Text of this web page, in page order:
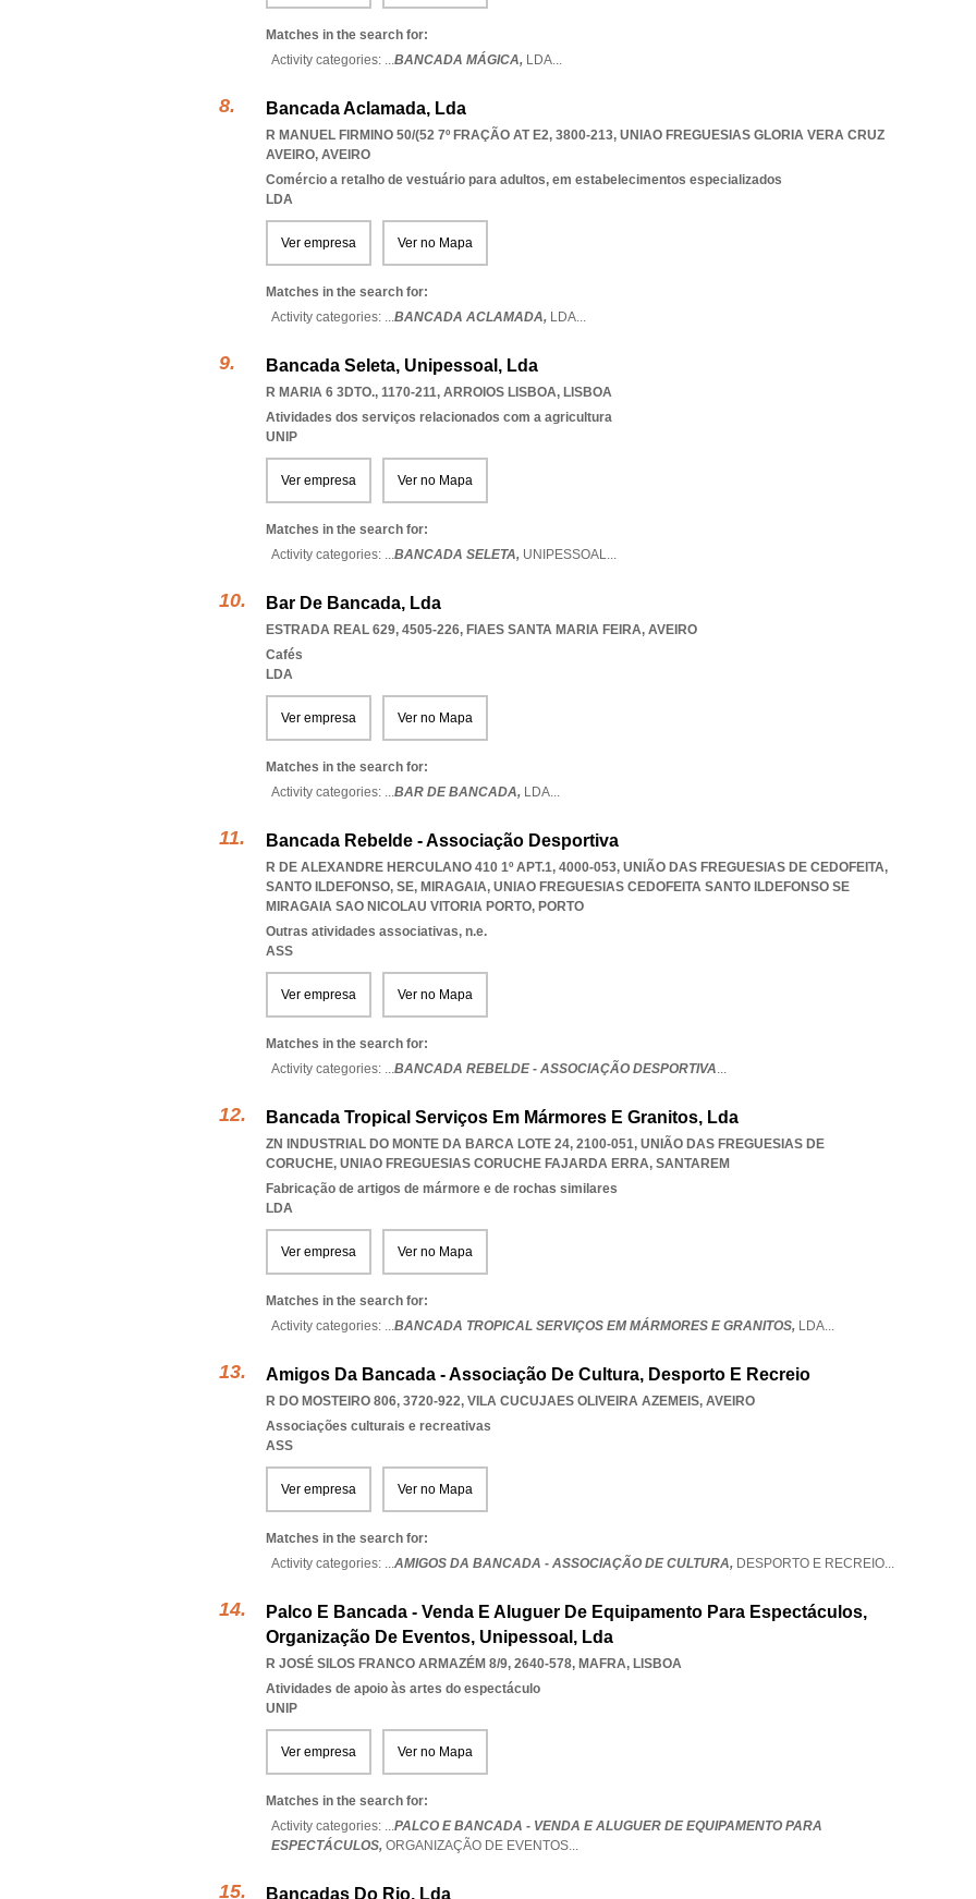
Matches in the search for:
Activity categories: ...BANCADA MÁGICA, LDA...
Bancada Aclamada, Lda
R MANUEL FIRMINO 50/(52 7º FRAÇÃO AT E2, 3800-213, UNIAO FREGUESIAS GLORIA VERA CRUZ
AVEIRO, AVEIRO
Comércio a retalho de vestuário para adultos, em estabelecimentos especializados
LDA
Ver empresa Ver no Mapa
Matches in the search for:
Activity categories: ...BANCADA ACLAMADA, LDA...
Bancada Seleta, Unipessoal, Lda
R MARIA 6 3DTO., 1170-211, ARROIOS LISBOA, LISBOA
Atividades dos serviços relacionados com a agricultura
UNIP
Ver empresa Ver no Mapa
Matches in the search for:
Activity categories: ...BANCADA SELETA, UNIPESSOAL...
Bar De Bancada, Lda
ESTRADA REAL 629, 4505-226, FIAES SANTA MARIA FEIRA, AVEIRO
Cafés
LDA
Ver empresa Ver no Mapa
Matches in the search for:
Activity categories: ...BAR DE BANCADA, LDA...
Bancada Rebelde - Associação Desportiva
R DE ALEXANDRE HERCULANO 410 1º APT.1, 4000-053, UNIÃO DAS FREGUESIAS DE CEDOFEITA,
SANTO ILDEFONSO, SE, MIRAGAIA, UNIAO FREGUESIAS CEDOFEITA SANTO ILDEFONSO SE
MIRAGAIA SAO NICOLAU VITORIA PORTO, PORTO
Outras atividades associativas, n.e.
ASS
Ver empresa Ver no Mapa
Matches in the search for:
Activity categories: ...BANCADA REBELDE - ASSOCIAÇÃO DESPORTIVA...
Bancada Tropical Serviços Em Mármores E Granitos, Lda
ZN INDUSTRIAL DO MONTE DA BARCA LOTE 24, 2100-051, UNIÃO DAS FREGUESIAS DE
CORUCHE, UNIAO FREGUESIAS CORUCHE FAJARDA ERRA, SANTAREM
Fabricação de artigos de mármore e de rochas similares
LDA
Ver empresa Ver no Mapa
Matches in the search for:
Activity categories: ...BANCADA TROPICAL SERVIÇOS EM MÁRMORES E GRANITOS, LDA...
Amigos Da Bancada - Associação De Cultura, Desporto E Recreio
R DO MOSTEIRO 806, 3720-922, VILA CUCUJAES OLIVEIRA AZEMEIS, AVEIRO
Associações culturais e recreativas
ASS
Ver empresa Ver no Mapa
Matches in the search for:
Activity categories: ...AMIGOS DA BANCADA - ASSOCIAÇÃO DE CULTURA, DESPORTO E RECREIO...
Palco E Bancada - Venda E Aluguer De Equipamento Para Espectáculos,
Organização De Eventos, Unipessoal, Lda
R JOSÉ SILOS FRANCO ARMAZÉM 8/9, 2640-578, MAFRA, LISBOA
Atividades de apoio às artes do espectáculo
UNIP
Ver empresa Ver no Mapa
Matches in the search for:
Activity categories: ...PALCO E BANCADA - VENDA E ALUGUER DE EQUIPAMENTO PARA
ESPECTÁCULOS, ORGANIZAÇÃO DE EVENTOS...
Bancadas Do Rio, Lda